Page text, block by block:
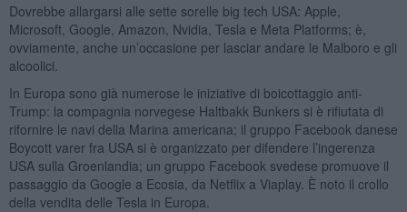
Dovrebbe allargarsi alle sette sorelle big tech USA: Apple,
Microsoft, Google, Amazon, Nvidia, Tesla e Meta Platforms; è,
ovviamente, anche un’occasione per lasciar andare le Malboro e gli
alcoolici.
In Europa sono già numerose le iniziative di boicottaggio anti-
Trump: la compagnia norvegese Haltbakk Bunkers si è rifiutata di
rifornire le navi della Marina americana; il gruppo Facebook danese
Boycott varer fra USA si è organizzato per difendere l’ingerenza
USA sulla Groenlandia; un gruppo Facebook svedese promuove il
passaggio da Google a Ecosia, da Netflix a Viaplay. È noto il crollo
della vendita delle Tesla in Europa.